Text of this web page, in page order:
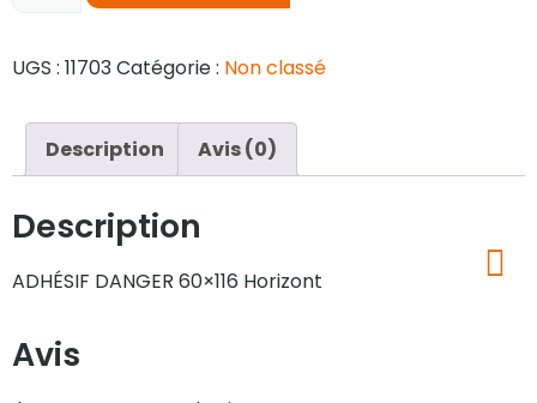
UGS : 11703Catégorie : Non classé
Description Avis (0)
Description
ADHÉSIF DANGER 60×116 Horizont
Avis